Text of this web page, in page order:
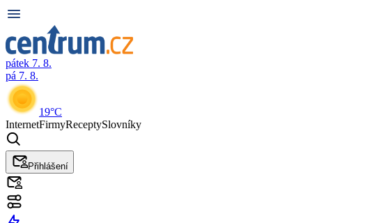
pátek 7. 8.
pá 7. 8.
19°C
InternetFirmyReceptySlovníky
Přihlášení